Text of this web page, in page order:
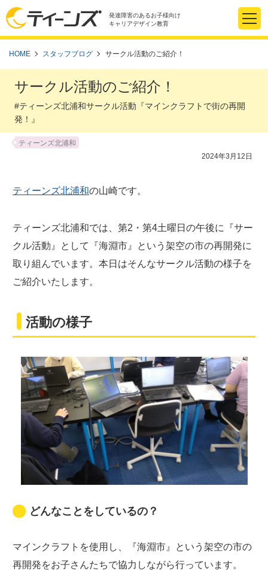
発達障害のあるお子様向け
キャリアデザイン教育
HOME スタッフブログ サークル活動のご紹介！
サークル活動のご紹介！
#ティーンズ北浦和サークル活動『マインクラフトで街の再開
発！』
ティーンズ北浦和
2024年3月12日
ティーンズ北浦和の山崎です。
ティーンズ北浦和では、第2・第4土曜日の午後に『サー
クル活動』として『海淵市』という架空の市の再開発に
取り組んでいます。本日はそんなサークル活動の様子を
ご紹介いたします。
活動の様子
どんなことをしているの？
マインクラフトを使用し、『海淵市』という架空の市の
再開発をお子さんたちで協力しながら行っています。